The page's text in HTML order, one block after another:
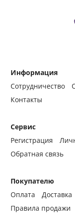
Информация
Сотрудничество
Контакты
Сервис
Регистрация
Обратная связь
Покупателю
Оплата
Доставка
Правила продажи